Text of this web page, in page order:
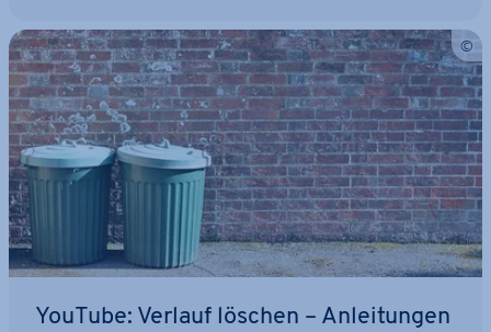
YouTube: Verlauf löschen – An­lei­tun­gen